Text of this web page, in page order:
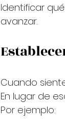
Identificar
avanzar.
Cuando
En lugar de
Por ejemplo: